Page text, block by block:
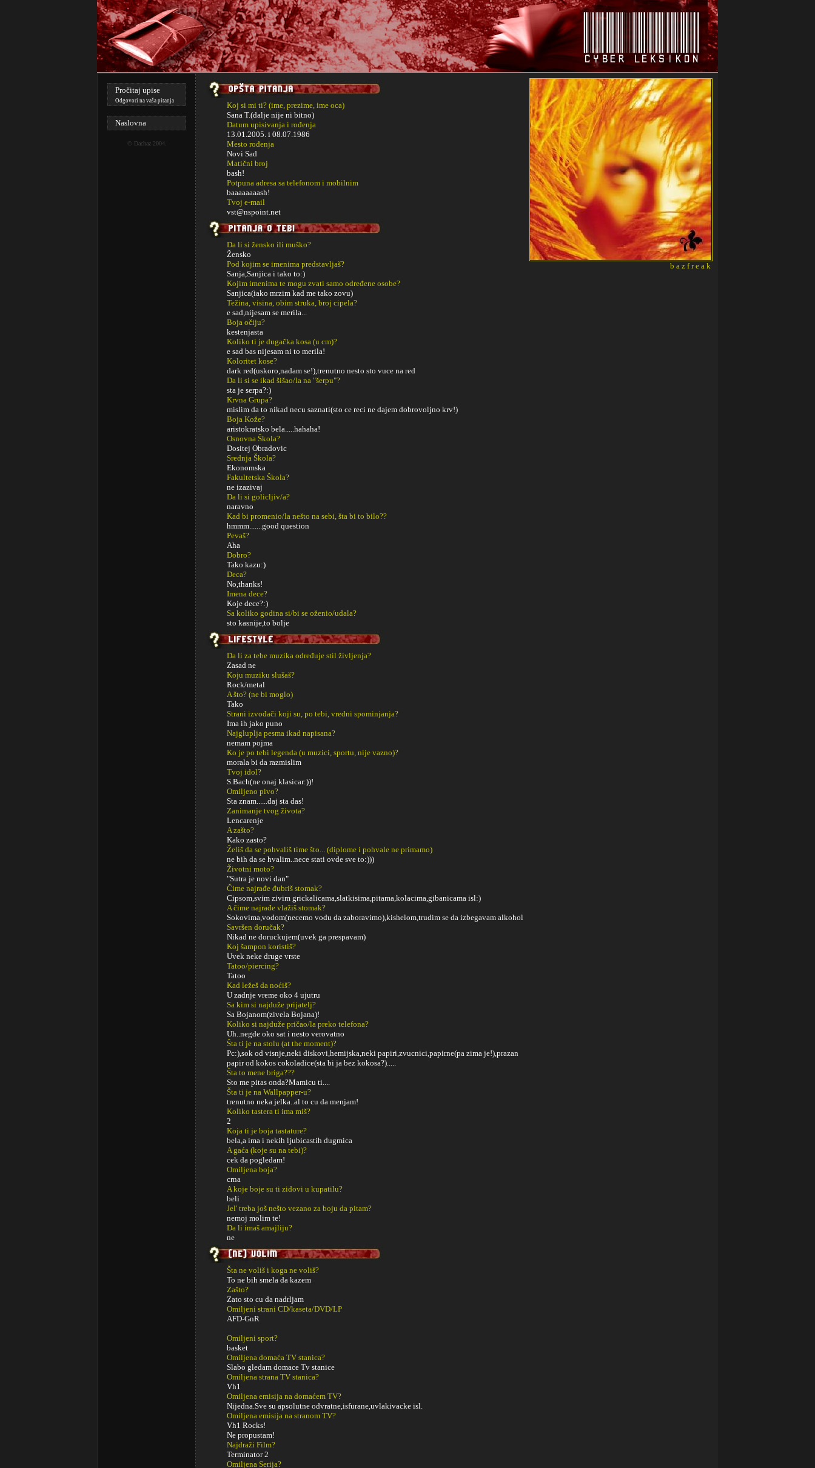
Pročitaj upise
Odgovori na vaša pitanja
Naslovna
© Dachaz2004.
Koj si mi ti? (ime, prezime, ime oca)
Sana T.(dalje nije ni bitno)
Datum upisivanja i rođenja
13.01.2005. i 08.07.1986
Mesto rođenja
Novi Sad
Matični broj
bash!
Potpuna adresa sa telefonom i mobilnim
baaaaaaaash!
Tvoj e-mail
vst@nspoint.net
Da li si žensko ili muško?
Žensko
Pod kojim se imenima predstavljaš?
Sanja,Sanjica i tako to:)
Kojim imenima te mogu zvati samo određene osobe?
Sanjica(iako mrzim kad me tako zovu)
Težina, visina, obim struka, broj cipela?
e sad,nijesam se merila...
Boja očiju?
kestenjasta
Koliko ti je dugačka kosa (u cm)?
e sad bas nijesam ni to merila!
Koloritet kose?
dark red(uskoro,nadam se!),trenutno nesto sto vuce na red
Da li si se ikad šišao/la na "šerpu"?
sta je serpa?:)
Krvna Grupa?
mislim da to nikad necu saznati(sto ce reci ne dajem dobrovoljno krv!)
Boja Kože?
aristokratsko bela.....hahaha!
Osnovna Škola?
Dositej Obradovic
Srednja Škola?
Ekonomska
Fakultetska Škola?
ne izazivaj
Da li si golicljiv/a?
naravno
Kad bi promenio/la nešto na sebi, šta bi to bilo??
hmmm.......good question
Pevaš?
Aha
Dobro?
Tako kazu:)
Deca?
No,thanks!
Imena dece?
Koje dece?:)
Sa koliko godina si/bi se oženio/udala?
sto kasnije,to bolje
Da li za tebe muzika određuje stil življenja?
Zasad ne
Koju muziku slušaš?
Rock/metal
A što? (ne bi moglo)
Tako
Strani izvođači koji su, po tebi, vredni spominjanja?
Ima ih jako puno
Najgluplja pesma ikad napisana?
nemam pojma
Ko je po tebi legenda (u muzici, sportu, nije vazno)?
morala bi da razmislim
Tvoj idol?
S.Bach(ne onaj klasicar:))!
Omiljeno pivo?
Sta znam......daj sta das!
Zanimanje tvog života?
Lencarenje
A zašto?
Kako zasto?
Želiš da se pohvališ time što... (diplome i pohvale ne primamo)
ne bih da se hvalim..nece stati ovde sve to:)))
Životni moto?
"Sutra je novi dan"
Čime najrađe đubriš stomak?
Cipsom,svim zivim grickalicama,slatkisima,pitama,kolacima,gibanicama isl:)
A čime najrađe vlažiš stomak?
Sokovima,vodom(necemo vodu da zaboravimo),kishelom,trudim se da izbegavam alkohol
Savršen doručak?
Nikad ne doruckujem(uvek ga prespavam)
Koj šampon koristiš?
Uvek neke druge vrste
Tatoo/piercing?
Tatoo
Kad ležeš da noćiš?
U zadnje vreme oko 4 ujutru
Sa kim si najduže prijatelj?
Sa Bojanom(zivela Bojana)!
Koliko si najduže pričao/la preko telefona?
Uh..negde oko sat i nesto verovatno
Šta ti je na stolu (at the moment)?
Pc:),sok od visnje,neki diskovi,hemijska,neki papiri,zvucnici,papirne(pa zima je!),prazan
papir od kokos cokoladice(sta bi ja bez kokosa?).....
Šta to mene briga???
Sto me pitas onda?Mamicu ti....
Šta ti je na Wallpapper-u?
trenutno neka jelka..al to cu da menjam!
Koliko tastera ti ima miš?
2
Koja ti je boja tastature?
bela,a ima i nekih ljubicastih dugmica
A gaća (koje su na tebi)?
cek da pogledam!
Omiljena boja?
crna
A koje boje su ti zidovi u kupatilu?
beli
Jel' treba još nešto vezano za boju da pitam?
nemoj molim te!
Da li imaš amajliju?
ne
Šta ne voliš i koga ne voliš?
To ne bih smela da kazem
Zašto?
Zato sto cu da nadrljam
Omiljeni strani CD/kaseta/DVD/LP
AFD-GnR
Omiljeni sport?
basket
Omiljena domaća TV stanica?
Slabo gledam domace Tv stanice
Omiljena strana TV stanica?
Vh1
Omiljena emisija na domaćem TV?
Nijedna.Sve su apsolutne odvratne,isfurane,uvlakivacke isl.
Omiljena emisija na stranom TV?
Vh1 Rocks!
Ne propustam!
Najdraži Film?
Terminator 2
Omiljena Serija?
bazfreak